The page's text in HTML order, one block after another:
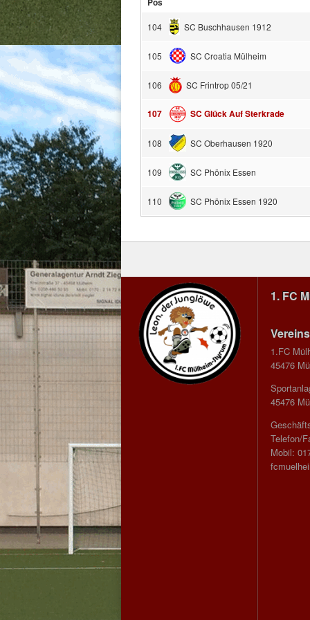
104 SC Buschhausen 1912
105 SC Croatia Mülheim
106 SC Frintrop 05/21
107 SC Glück Auf Sterkrade
108 SC Oberhausen 1920
109 SC Phönix Essen
110 SC Phönix Essen 1920
1. FC
1.FC
45476
45476
Telefon/
Mobil: